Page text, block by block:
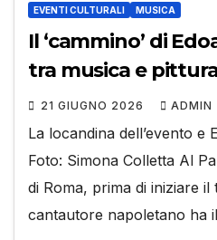
EVENTI CULTURALI MUSICA
Il ‘cammino’ di
tra musica e
21 GIUGNO 2026 ADMIN
La locandina dell’evento e
Foto: Simona Colletta Al
di Roma, prima di iniziare
cantautore napoletano ha